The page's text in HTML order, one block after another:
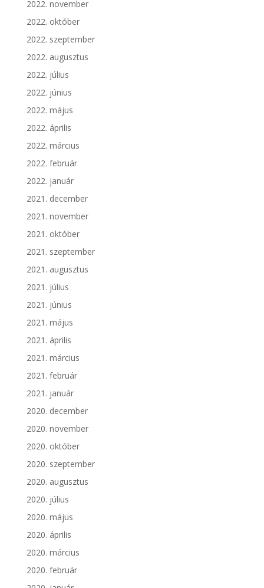
2022. november
2022. október
2022. szeptember
2022. augusztus
2022. július
2022. június
2022. május
2022. április
2022. március
2022. február
2022. január
2021. december
2021. november
2021. október
2021. szeptember
2021. augusztus
2021. július
2021. június
2021. május
2021. április
2021. március
2021. február
2021. január
2020. december
2020. november
2020. október
2020. szeptember
2020. augusztus
2020. július
2020. május
2020. április
2020. március
2020. február